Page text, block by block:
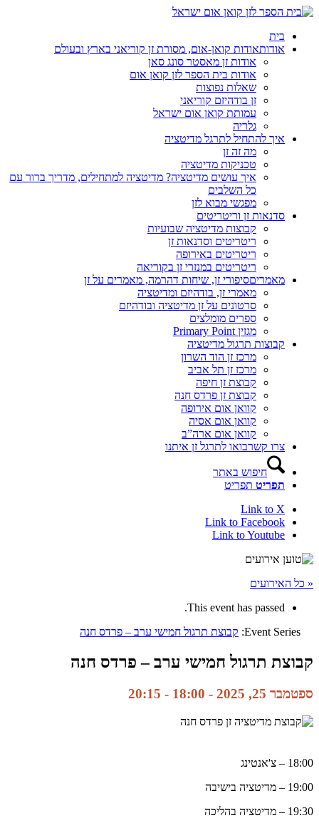
בית
אודותאודות קואן-אום, מסורת זן קוריאני בארץ ובעולם
אודות זן מאסטר סונג סאן
אודות בית הספר לזן קואן אום
שאלות נפוצות
זן בודהיזם קוריאני
עמותת קואן אום ישראל
גלריה
איך להתחיל לתרגל מדיטציה
מה זה זן
טכניקות מדיטציה
איך עושים מדיטציה? מדיטציה למתחילים, מדריך ברור עם
כל השלבים
מפגשי מבוא לזן
סדנאות זן וריטריטים
קבוצות מדיטציה שבועיות
ריטריטים וסדנאות זן
ריטריטים באירופה
ריטריטים במנזרי זן בקוריאה
מאמריםסיפורי זן, שיחות דהרמה, מאמרים על זן
מאמרי זן, בודהיזם ומדיטציה
סרטונים על זן מדיטציה ובודהיזם
ספרים מומלצים
מגזין Primary Point
קבוצות תרגול מדיטציה
מרכז זן הוד השרון
מרכז זן תל אביב
קבוצת זן חיפה
קבוצת זן פרדס חנה
קוואן אום אירופה
קוואן אום אסיה
קוואן אום ארה”ב
צרו קשרבואו לתרגל זן איתנו
חיפוש באתר
תפריט תפריט
Link to X
Link to Facebook
Link to Youtube
« כל האירועים
This event has passed.
Event Series: קבוצת תרגול חמישי ערב – פרדס חנה
קבוצת תרגול חמישי ערב – פרדס חנה
ספטמבר 25, 2025 - 18:00 -
20:15
18:00 – צ'אנטינג
19:00 – מדיטציה בישיבה
19:30 – מדיטציה בהליכה